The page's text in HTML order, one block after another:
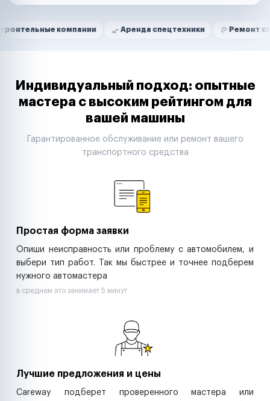
Нам доверяют
компании Аренда спецтехники Ремонт
Маркетплейсы
Таксопарки
Автодилеры
Строительные компании
Аренда спецтехники
Индивидуальный подход: опытные
мастера с высоким рейтингом для
вашей машины
Гарантированное обслуживание или ремонт вашего
транспортного средства
Простая форма заявки
Опиши неисправность или проблему с автомобилем, и
выбери тип работ. Так мы быстрее и точнее подберем
нужного автомастера
в среднем это занимает 5 минут
Лучшие предложения и цены
Careway подберет проверенного мастера или